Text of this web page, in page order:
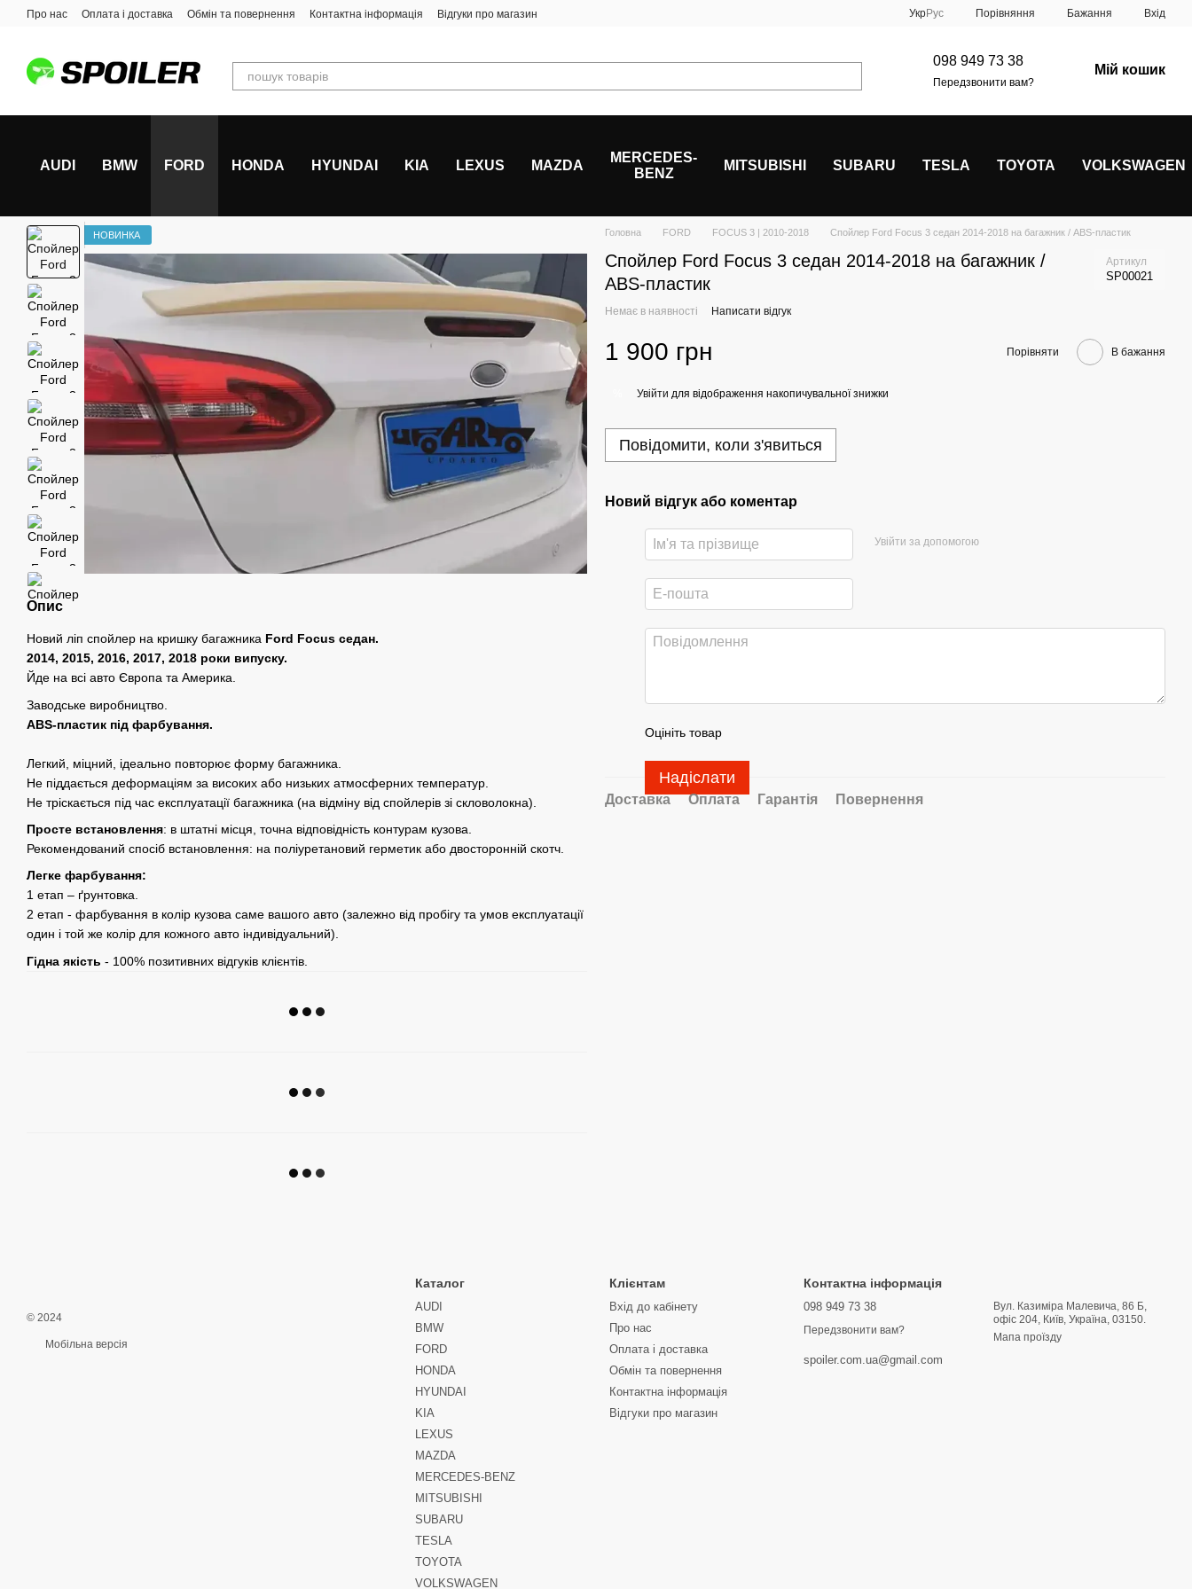
Перейти до основного контенту
Про нас Оплата і доставка Обмін та повернення Контактна інформація Відгуки про магазин УкрРус Порівняння Бажання Вхід
098 949 73 38
Передзвонити вам?
Мій кошик
AUDI BMW FORD HONDA HYUNDAI KIA LEXUS MAZDA
MERCEDES-
BENZ
MITSUBISHI SUBARU TESLA TOYOTA VOLKSWAGEN
НОВИНКА
Опис
Новий ліп спойлер на кришку багажника Ford Focus седан.
2014, 2015, 2016, 2017, 2018 роки випуску.
Йде на всі авто Європа та Америка.
Заводське виробництво.
ABS-пластик під фарбування.
Легкий, міцний, ідеально повторює форму багажника.
Не піддається деформаціям за високих або низьких атмосферних температур.
Не тріскається під час експлуатації багажника (на відміну від спойлерів зі скловолокна).
Просте встановлення: в штатні місця, точна відповідність контурам кузова.
Рекомендований спосіб встановлення: на поліуретановий герметик або двосторонній скотч.
Легке фарбування:
1 етап – ґрунтовка.
2 етап - фарбування в колір кузова саме вашого авто (залежно від пробігу та умов експлуатації
один і той же колір для кожного авто індивідуальний).
Гідна якість - 100% позитивних відгуків клієнтів.
Головна FORD FOCUS 3 | 2010-2018 Спойлер Ford Focus 3 седан 2014-2018 на багажник / ABS-пластик
Спойлер Ford Focus 3 седан 2014-2018 на багажник /
ABS-пластик
Артикул
SP00021
Немає в наявності Написати відгук
1 900 грн Порівняти В бажання
Увійти для відображення накопичувальної знижки
Повідомити, коли з'явиться
Новий відгук або коментар
Увійти за допомогою
Оцініть товар
Надіслати
Доставка Оплата Гарантія Повернення
© 2024
Мобільна версія
Каталог
AUDI
BMW
FORD
HONDA
HYUNDAI
KIA
LEXUS
MAZDA
MERCEDES-BENZ
MITSUBISHI
SUBARU
TESLA
TOYOTA
VOLKSWAGEN
Клієнтам
Вхід до кабінету
Про нас
Оплата і доставка
Обмін та повернення
Контактна інформація
Відгуки про магазин
Контактна інформація
098 949 73 38
Передзвонити вам?
spoiler.com.ua@gmail.com
Вул. Казиміра Малевича, 86 Б,
офіс 204, Київ, Україна, 03150.
Мапа проїзду